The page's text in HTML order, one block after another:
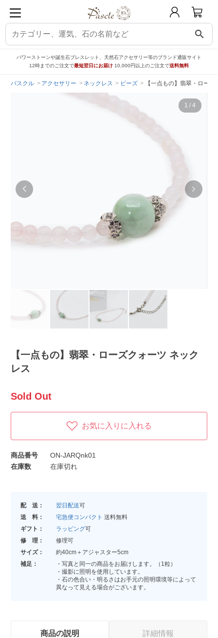
search
パワーストーンや誕生石ブレスレット、天然石アクセサリー等のブランド通販サイト
12時までのご注文で最短翌日にお届け 10,000円以上のご注文で送料無料
パスクル アクセサリー ネックレス ビーズ 【一点もの】翡翠・ロー
1 / 4
【一点もの】翡翠・ローズクォーツ ネック
レス
Sold Out
お気に入りに入れる
商品番号
ON-JARQnk01
在庫数
在庫切れ
配 送： 翌日配送可
送 料：
宅急便コンパクト 送料無料
ギフト：
ラッピング可
修 理：
修理可
サイズ：
約40cm＋アジャスター5cm
補足：
・写真と同一の商品をお届けします。（1粒）
・撮影に照明を使用しています。
・石の色合い・明るさはお手元の照明環境等によって
異なって見える場合がございます。
商品の説明 詳細情報